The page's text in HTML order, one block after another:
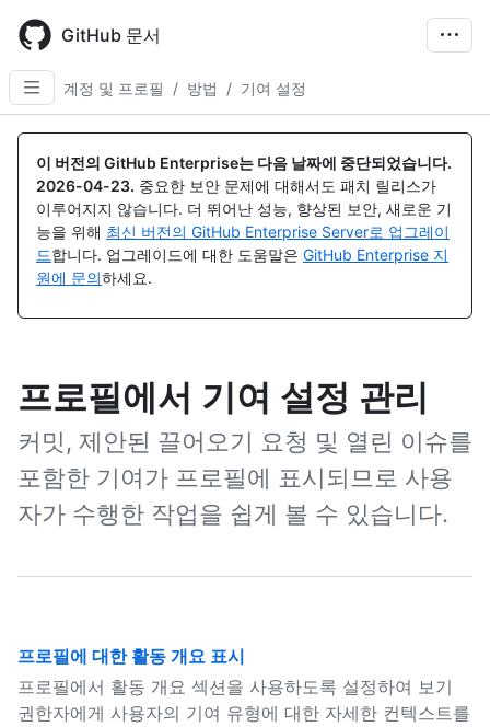
main
content
GitHub 문서
계정 및 프로필 / 방법 / 기여 설정
이 버전의 GitHub Enterprise는 다음 날짜에 중단되었습니다.
2026-04-23. 중요한 보안 문제에 대해서도 패치 릴리스가
이루어지지 않습니다. 더 뛰어난 성능, 향상된 보안, 새로운 기
능을 위해 최신 버전의 GitHub Enterprise Server로 업그레이
드합니다. 업그레이드에 대한 도움말은 GitHub Enterprise 지
원에 문의하세요.
프로필에서 기여 설정 관리
커밋, 제안된 끌어오기 요청 및 열린 이슈를
포함한 기여가 프로필에 표시되므로 사용
자가 수행한 작업을 쉽게 볼 수 있습니다.
프로필에 대한 활동 개요 표시
프로필에서 활동 개요 섹션을 사용하도록 설정하여 보기
권한자에게 사용자의 기여 유형에 대한 자세한 컨텍스트를